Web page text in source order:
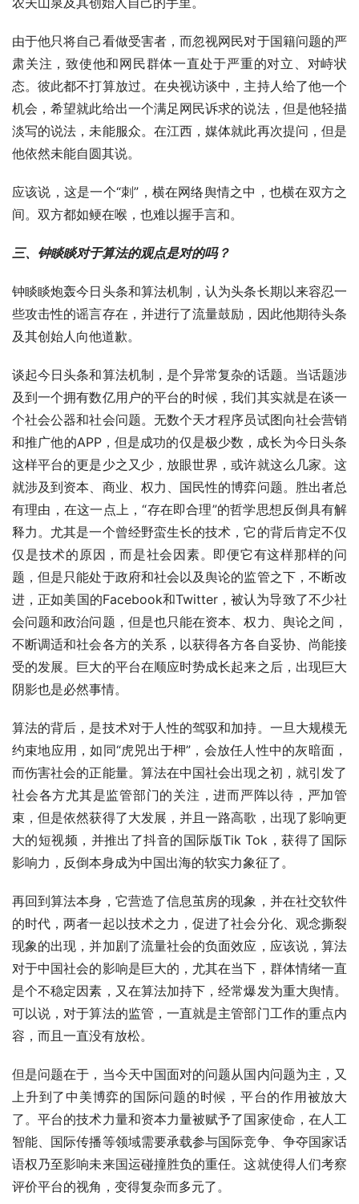
由于他只将自己看做受害者，而忽视网民对于国籍问题的严
肃关注，致使他和网民群体一直处于严重的对立、对峙状
态。彼此都不打算放过。在央视访谈中，主持人给了他一个
机会，希望就此给出一个满足网民诉求的说法，但是他轻描
淡写的说法，未能服众。在江西，媒体就此再次提问，但是
他依然未能自圆其说。
应该说，这是一个“刺”，横在网络舆情之中，也横在双方之
间。双方都如鲠在喉，也难以握手言和。
三、钟睒睒对于算法的观点是对的吗？
钟睒睒炮轰今日头条和算法机制，认为头条长期以来容忍一
些攻击性的谣言存在，并进行了流量鼓励，因此他期待头条
及其创始人向他道歉。
谈起今日头条和算法机制，是个异常复杂的话题。当话题涉
及到一个拥有数亿用户的平台的时候，我们其实就是在谈一
个社会公器和社会问题。无数个天才程序员试图向社会营销
和推广他的APP，但是成功的仅是极少数，成长为今日头条
这样平台的更是少之又少，放眼世界，或许就这么几家。这
就涉及到资本、商业、权力、国民性的博弈问题。胜出者总
有理由，在这一点上，“存在即合理”的哲学思想反倒具有解
释力。尤其是一个曾经野蛮生长的技术，它的背后肯定不仅
仅是技术的原因，而是社会因素。即便它有这样那样的问
题，但是只能处于政府和社会以及舆论的监管之下，不断改
进，正如美国的Facebook和Twitter，被认为导致了不少社
会问题和政治问题，但是也只能在资本、权力、舆论之间，
不断调适和社会各方的关系，以获得各方各自妥协、尚能接
受的发展。巨大的平台在顺应时势成长起来之后，出现巨大
阴影也是必然事情。
算法的背后，是技术对于人性的驾驭和加持。一旦大规模无
约束地应用，如同“虎兕出于柙”，会放任人性中的灰暗面，
而伤害社会的正能量。算法在中国社会出现之初，就引发了
社会各方尤其是监管部门的关注，进而严阵以待，严加管
束，但是依然获得了大发展，并且一路高歌，出现了影响更
大的短视频，并推出了抖音的国际版Tik Tok，获得了国际
影响力，反倒本身成为中国出海的软实力象征了。
再回到算法本身，它营造了信息茧房的现象，并在社交软件
的时代，两者一起以技术之力，促进了社会分化、观念撕裂
现象的出现，并加剧了流量社会的负面效应，应该说，算法
对于中国社会的影响是巨大的，尤其在当下，群体情绪一直
是个不稳定因素，又在算法加持下，经常爆发为重大舆情。
可以说，对于算法的监管，一直就是主管部门工作的重点内
容，而且一直没有放松。
但是问题在于，当今天中国面对的问题从国内问题为主，又
上升到了中美博弈的国际问题的时候，平台的作用被放大
了。平台的技术力量和资本力量被赋予了国家使命，在人工
智能、国际传播等领域需要承载参与国际竞争、争夺国家话
语权乃至影响未来国运碰撞胜负的重任。这就使得人们考察
评价平台的视角，变得复杂而多元了。